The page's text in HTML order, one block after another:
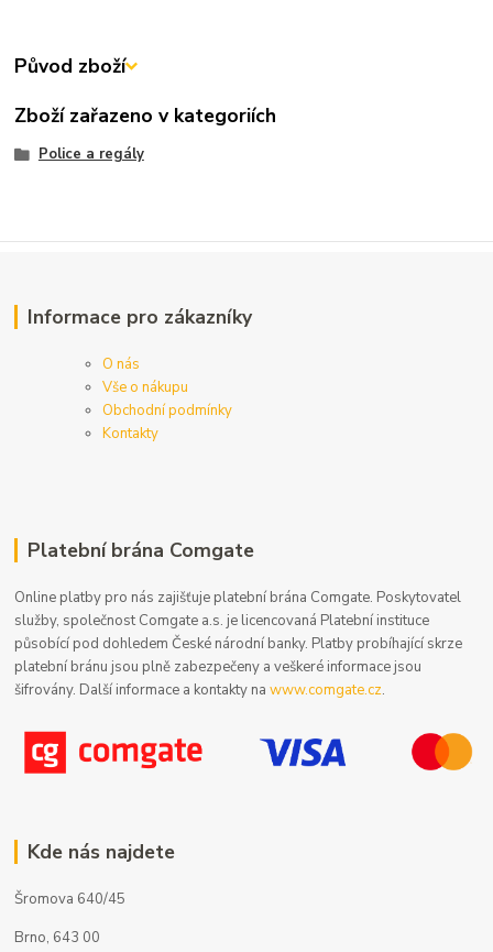
Původ zboží
Zboží zařazeno v kategoriích
Police a regály
Informace pro zákazníky
O nás
Vše o nákupu
Obchodní podmínky
Kontakty
Platební brána Comgate
Online platby pro nás zajišťuje platební brána Comgate. Poskytovatel
služby, společnost Comgate a.s. je licencovaná Platební instituce
působící pod dohledem České národní banky. Platby probíhající skrze
platební bránu jsou plně zabezpečeny a veškeré informace jsou
šifrovány. Další informace a kontakty nawww.comgate.cz.
Kde nás najdete
Šromova 640/45
Brno, 643 00